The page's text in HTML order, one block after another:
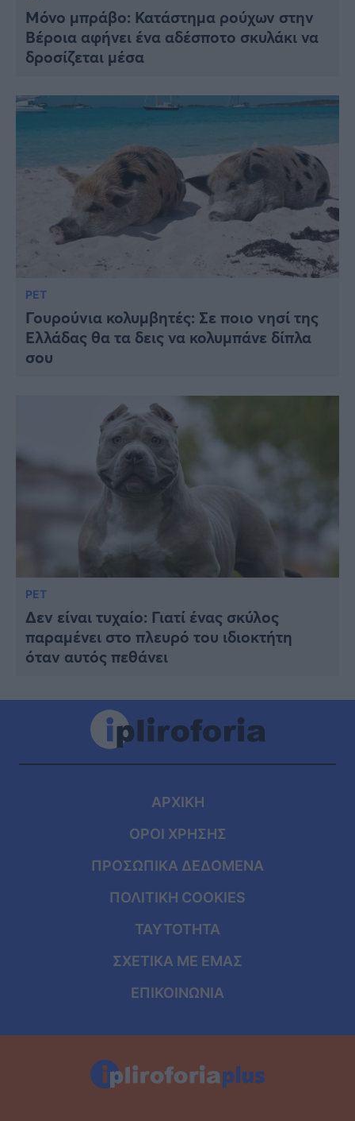
Μόνο μπράβο: Κατάστημα ρούχων στην
Βέροια αφήνει ένα αδέσποτο σκυλάκι να
δροσίζεται μέσα
PET
Γουρούνια κολυμβητές: Σε ποιο νησί της
Ελλάδας θα τα δεις να κολυμπάνε δίπλα
σου
PET
Δεν είναι τυχαίο: Γιατί ένας σκύλος
παραμένει στο πλευρό του ιδιοκτήτη
όταν αυτός πεθάνει
ΑΡΧΙΚΗ
ΟΡΟΙ ΧΡΗΣΗΣ
ΠΡΟΣΩΠΙΚΑ ΔΕΔΟΜΕΝΑ
ΠΟΛΙΤΙΚΗ COOKIES
ΤΑΥΤΟΤΗΤΑ
ΣΧΕΤΙΚΑ ΜΕ ΕΜΑΣ
ΕΠΙΚΟΙΝΩΝΙΑ